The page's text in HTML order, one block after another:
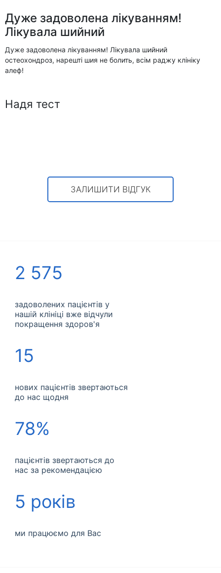
Дуже задоволена лікуванням!
Лікувала шийний
Дуже задоволена лікуванням! Лікувала шийний
остеохондроз, нарешті шия не болить, всім раджу клініку
алеф!
Надя тест
ЗАЛИШИТИ ВІДГУК
2 575
задоволених пацієнтів у
нашій клініці вже відчули
покращення здоров'я
15
нових пацієнтів звертаються
до нас щодня
78%
пацієнтів звертаються до
нас за рекомендацією
5 років
ми працюємо для Вас